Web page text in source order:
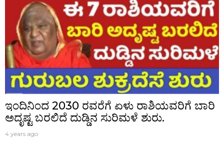
ಇಂದಿನಿಂದ 2030 ರವರೆಗೆ ಏಳು ರಾಶಿಯವರಿಗೆ ಬಾರಿ
ಅದೃಷ್ಟ ಬರಲಿದೆ ದುಡ್ಡಿನ ಸುರಿಮಳೆ ಶುರು.
4 years ago